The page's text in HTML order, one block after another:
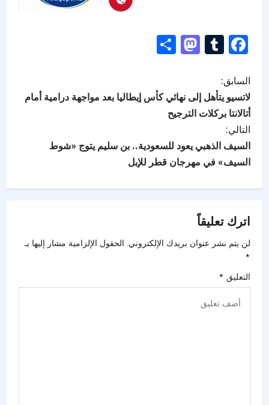
Facebook
Tumblr
Mastodon
السابق:
لاتسيو يتأهل إلى نهائي كأس إيطاليا بعد مواجهة درامية أمام
أتالانتا بركلات الترجيح
التالي:
السيف الذهبي يعود للسعودية.. بن سليم يتوج «شوط
السيف» في مهرجان قطر للإبل
اترك تعليقاً
لن يتم نشر عنوان بريدك الإلكتروني. الحقول الإلزامية مشار إليها بـ
*
التعليق *